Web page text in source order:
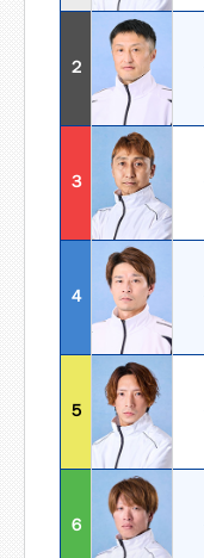
２
３
４
５
６